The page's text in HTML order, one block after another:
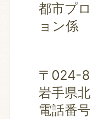
都市プ
ョン係
〒024-
岩手県
電話番